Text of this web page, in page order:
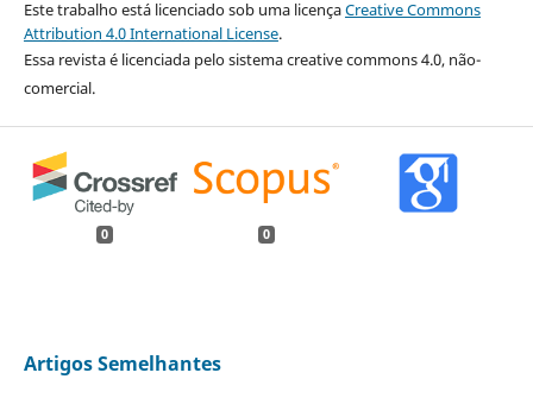
Este trabalho está licenciado sob uma licençaCreative Commons
Attribution 4.0 International License.
Essa revista é licenciada pelo sistema creative commons 4.0, não-
comercial.
0 0
Artigos Semelhantes